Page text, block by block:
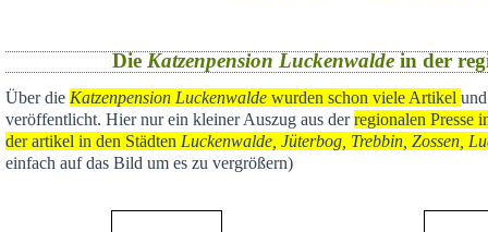
Die Katzenpension Luckenwaldein der
Über die Katzenpension Luckenwalde wurden schon viele Artikel
veröffentlicht. Hier nur ein kleiner Auszug aus derregionalen Presse
der artikel in den Städten Luckenwalde, Jüterbog, Trebbin, Zossen,
einfach auf das Bild um es zu vergrößern)